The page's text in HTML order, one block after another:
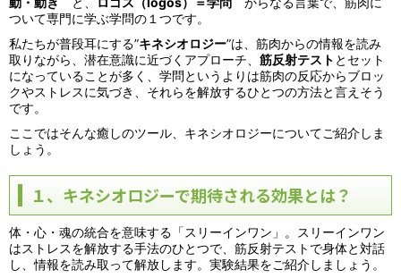
ついて専門に学ぶ学問の１つです。
私たちが普段耳にする”キネシオロジー”は、筋肉からの情報を読み
取りながら、潜在意識に近づくアプローチ、 筋反射テスト とセット
になっていることが多く、学問というよりは筋肉の反応からブロッ
クやストレスに気づき、それらを解放するひとつの方法と言えそう
です。
ここではそんな癒しのツール、キネシオロジーについてご紹介しま
しょう。
１、キネシオロジーで期待される効果とは？
体・心・魂の統合を意味する「スリーインワン」。スリーインワン
はストレスを解放する手法のひとつで、筋反射テストで身体と対話
し、情報を読み取って解放します。実験結果をご紹介しましょう。